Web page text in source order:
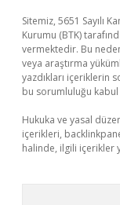
Sitemiz, 5651 Sayılı
Kurumu (BTK)
vermektedir. Bu
veya araştırma
yazdıkları içeriklerin
bu sorumluluğu kabul
Hukuka ve yasal
içerikleri,
halinde, ilgili içerikler